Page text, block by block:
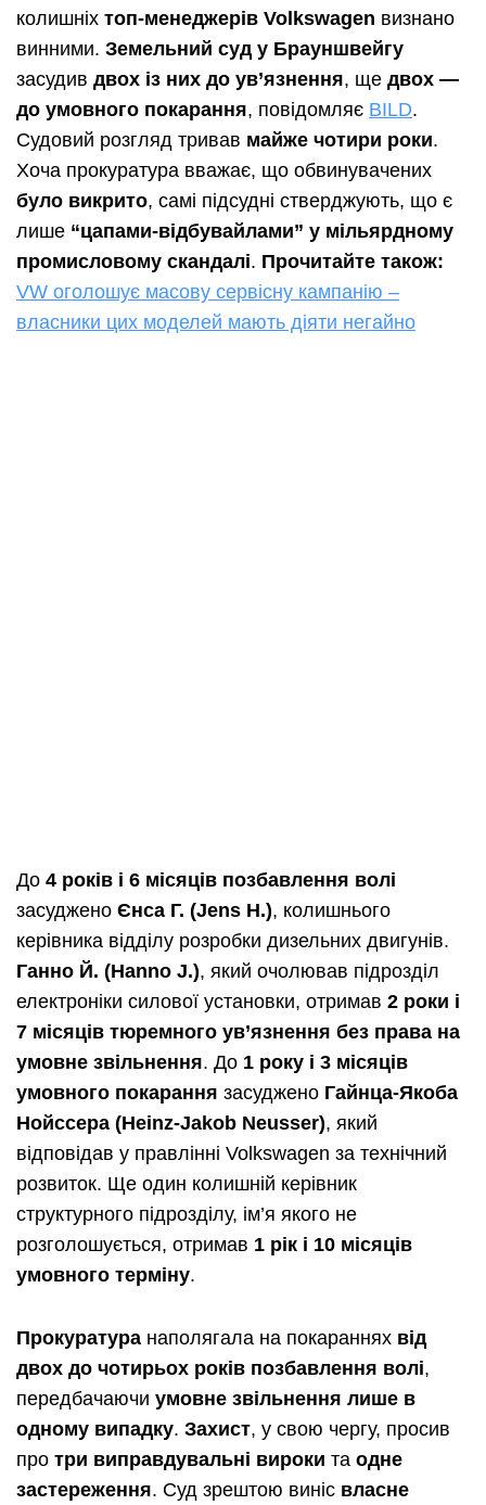
колишніх топ-менеджерів Volkswagen визнано
винними. Земельний суд у Брауншвейгу
засудив двох із них до ув’язнення, ще двох —
до умовного покарання, повідомляє BILD.
Судовий розгляд тривав майже чотири роки.
Хоча прокуратура вважає, що обвинувачених
було викрито, самі підсудні стверджують, що є
лише “цапами-відбувайлами” у мільярдному
промисловому скандалі. Прочитайте також:
VW оголошує масову сервісну кампанію –
власники цих моделей мають діяти негайно
До 4 років і 6 місяців позбавлення волі
засуджено Єнса Г. (Jens H.), колишнього
керівника відділу розробки дизельних двигунів.
Ганно Й. (Hanno J.), який очолював підрозділ
електроніки силової установки, отримав 2 роки і
7 місяців тюремного ув’язнення без права на
умовне звільнення. До 1 року і 3 місяців
умовного покарання засуджено Гайнца-Якоба
Нойссера (Heinz-Jakob Neusser), який
відповідав у правлінні Volkswagen за технічний
розвиток. Ще один колишній керівник
структурного підрозділу, ім’я якого не
розголошується, отримав 1 рік і 10 місяців
умовного терміну.
Прокуратура наполягала на покараннях від
двох до чотирьох років позбавлення волі,
передбачаючи умовне звільнення лише в
одному випадку. Захист, у свою чергу, просив
про три виправдувальні вироки та одне
застереження. Суд зрештою виніс власне